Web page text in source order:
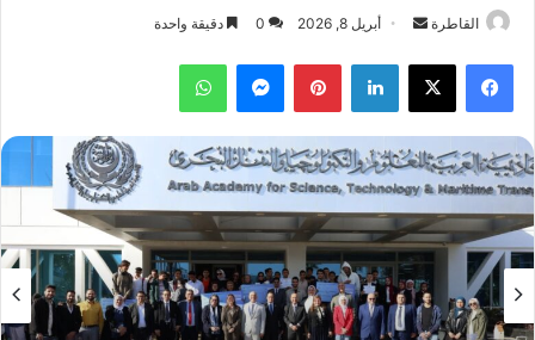
القاطرة
أرسل
إلكترونيا
أبريل 8, 2026 0 دقيقة واحدة
فيسبوك ‫X لينكدإن بينتيريستماسنجر واتساب